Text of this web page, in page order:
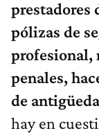
prestadores
pólizas de
profesional,
penales,
de
hay en